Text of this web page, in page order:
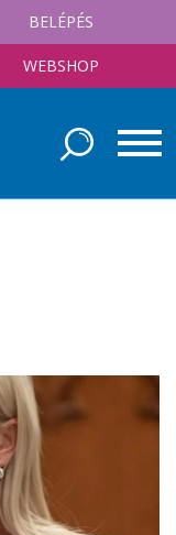
BELÉPÉS
WEBSHOP